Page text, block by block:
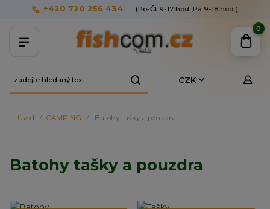
CZK
+420 720 256 434 (Po-Čt 9-17 hod.,Pá 9-18 hod.)
0
Úvod CAMPING Batohy tašky a pouzdra
Batohy tašky a pouzdra